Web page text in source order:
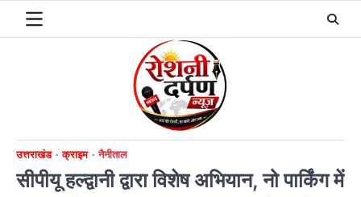
उत्तराखंड क्राइम नैनीताल
सीपीयू हल्द्वानी द्वारा विशेष अभियान, नो पार्किंग में